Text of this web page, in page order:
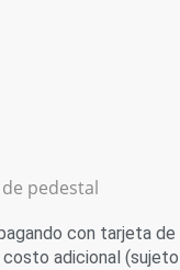
pedestal
con tarjeta
adicional